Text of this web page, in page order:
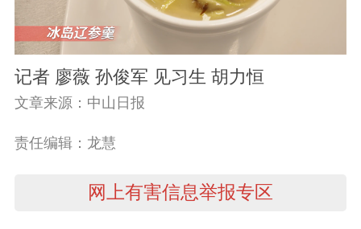
记者 廖薇 孙俊军 见习生 胡力恒
文章来源：中山日报
责任编辑：龙慧
网上有害信息举报专区